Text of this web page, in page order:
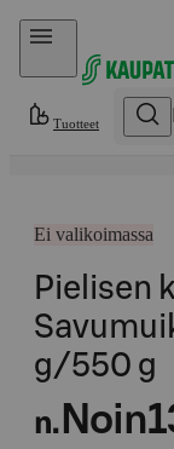
Hyppää sisältöön
Tuotteet
Ei valikoimassa
Pielisen
g/550 g
n. Noin